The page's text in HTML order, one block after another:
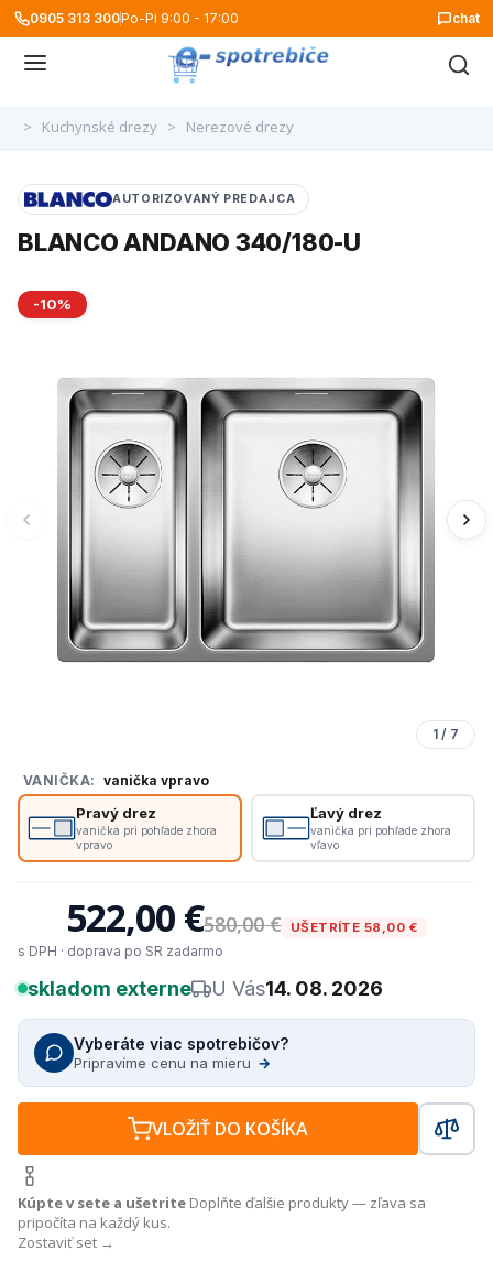
0905 313 300Po-Pi 9:00 - 17:00 chat
> Kuchynské drezy > Nerezové drezy
-10%
1 / 7
AUTORIZOVANÝ PREDAJCA
BLANCO ANDANO 340/180-U
VANIČKA: vanička vpravo
Pravý drez
vanička pri pohľade zhora
vpravo
Ľavý drez
vanička pri pohľade zhora
vľavo
522,00 €580,00 € UŠETRÍTE 58,00 €
s DPH · doprava po SR zadarmo
skladom externe U Vás14. 08. 2026
Vyberáte viac spotrebičov?
Pripravíme cenu na mieru →
VLOŽIŤ DO KOŠÍKA
Kúpte v sete a ušetrite Doplňte ďalšie produkty — zľava sa
pripočíta na každý kus.
Zostaviť set →